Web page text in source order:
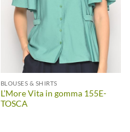
BLOUSES & SHIRTS
L’More Vita in gomma 155E-
TOSCA